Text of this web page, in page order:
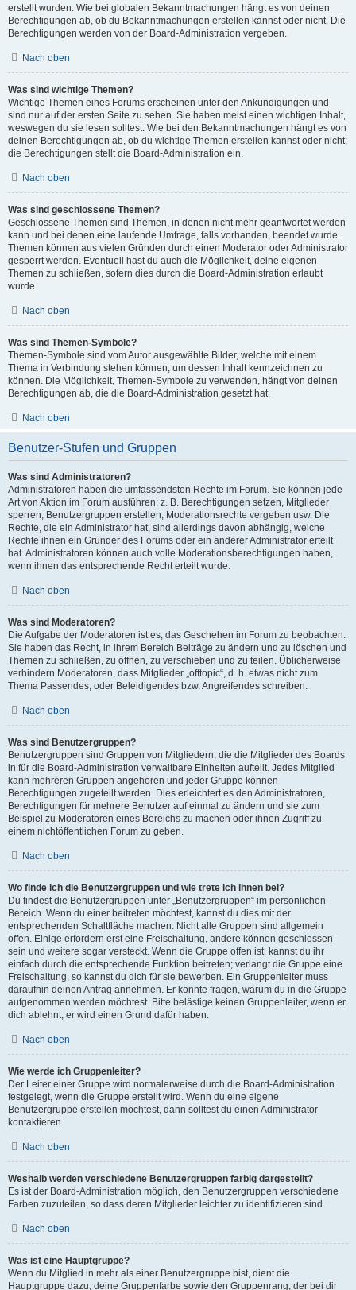
erstellt wurden. Wie bei globalen Bekanntmachungen hängt es von deinen
Berechtigungen ab, ob du Bekanntmachungen erstellen kannst oder nicht. Die
Berechtigungen werden von der Board-Administration vergeben.
Nach oben
Was sind wichtige Themen?
Wichtige Themen eines Forums erscheinen unter den Ankündigungen und
sind nur auf der ersten Seite zu sehen. Sie haben meist einen wichtigen Inhalt,
weswegen du sie lesen solltest. Wie bei den Bekanntmachungen hängt es von
deinen Berechtigungen ab, ob du wichtige Themen erstellen kannst oder nicht;
die Berechtigungen stellt die Board-Administration ein.
Nach oben
Was sind geschlossene Themen?
Geschlossene Themen sind Themen, in denen nicht mehr geantwortet werden
kann und bei denen eine laufende Umfrage, falls vorhanden, beendet wurde.
Themen können aus vielen Gründen durch einen Moderator oder Administrator
gesperrt werden. Eventuell hast du auch die Möglichkeit, deine eigenen
Themen zu schließen, sofern dies durch die Board-Administration erlaubt
wurde.
Nach oben
Was sind Themen-Symbole?
Themen-Symbole sind vom Autor ausgewählte Bilder, welche mit einem
Thema in Verbindung stehen können, um dessen Inhalt kennzeichnen zu
können. Die Möglichkeit, Themen-Symbole zu verwenden, hängt von deinen
Berechtigungen ab, die die Board-Administration gesetzt hat.
Nach oben
Benutzer-Stufen und Gruppen
Was sind Administratoren?
Administratoren haben die umfassendsten Rechte im Forum. Sie können jede
Art von Aktion im Forum ausführen; z. B. Berechtigungen setzen, Mitglieder
sperren, Benutzergruppen erstellen, Moderationsrechte vergeben usw. Die
Rechte, die ein Administrator hat, sind allerdings davon abhängig, welche
Rechte ihnen ein Gründer des Forums oder ein anderer Administrator erteilt
hat. Administratoren können auch volle Moderationsberechtigungen haben,
wenn ihnen das entsprechende Recht erteilt wurde.
Nach oben
Was sind Moderatoren?
Die Aufgabe der Moderatoren ist es, das Geschehen im Forum zu beobachten.
Sie haben das Recht, in ihrem Bereich Beiträge zu ändern und zu löschen und
Themen zu schließen, zu öffnen, zu verschieben und zu teilen. Üblicherweise
verhindern Moderatoren, dass Mitglieder „offtopic“, d. h. etwas nicht zum
Thema Passendes, oder Beleidigendes bzw. Angreifendes schreiben.
Nach oben
Was sind Benutzergruppen?
Benutzergruppen sind Gruppen von Mitgliedern, die die Mitglieder des Boards
in für die Board-Administration verwaltbare Einheiten aufteilt. Jedes Mitglied
kann mehreren Gruppen angehören und jeder Gruppe können
Berechtigungen zugeteilt werden. Dies erleichtert es den Administratoren,
Berechtigungen für mehrere Benutzer auf einmal zu ändern und sie zum
Beispiel zu Moderatoren eines Bereichs zu machen oder ihnen Zugriff zu
einem nichtöffentlichen Forum zu geben.
Nach oben
Wo finde ich die Benutzergruppen und wie trete ich ihnen bei?
Du findest die Benutzergruppen unter „Benutzergruppen“ im persönlichen
Bereich. Wenn du einer beitreten möchtest, kannst du dies mit der
entsprechenden Schaltfläche machen. Nicht alle Gruppen sind allgemein
offen. Einige erfordern erst eine Freischaltung, andere können geschlossen
sein und weitere sogar versteckt. Wenn die Gruppe offen ist, kannst du ihr
einfach durch die entsprechende Funktion beitreten; verlangt die Gruppe eine
Freischaltung, so kannst du dich für sie bewerben. Ein Gruppenleiter muss
daraufhin deinen Antrag annehmen. Er könnte fragen, warum du in die Gruppe
aufgenommen werden möchtest. Bitte belästige keinen Gruppenleiter, wenn er
dich ablehnt, er wird einen Grund dafür haben.
Nach oben
Wie werde ich Gruppenleiter?
Der Leiter einer Gruppe wird normalerweise durch die Board-Administration
festgelegt, wenn die Gruppe erstellt wird. Wenn du eine eigene
Benutzergruppe erstellen möchtest, dann solltest du einen Administrator
kontaktieren.
Nach oben
Weshalb werden verschiedene Benutzergruppen farbig dargestellt?
Es ist der Board-Administration möglich, den Benutzergruppen verschiedene
Farben zuzuteilen, so dass deren Mitglieder leichter zu identifizieren sind.
Nach oben
Was ist eine Hauptgruppe?
Wenn du Mitglied in mehr als einer Benutzergruppe bist, dient die
Hauptgruppe dazu, deine Gruppenfarbe sowie den Gruppenrang, der bei dir